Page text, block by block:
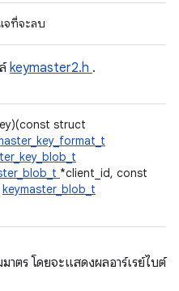
ที่จะลบ
keymaster2.h .
struct
*client_id, const
keymaster_blob_t
ตร โดยจะแสดงผลอาร์เรย์ไบต์